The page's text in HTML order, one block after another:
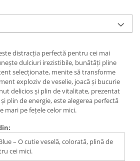
distracția perfectă pentru cei mai
dulciuri irezistibile, bunătăți pline
selecționate, menite să transforme
exploziv de veselie, joacă și bucurie
delicios și plin de vitalitate, prezentat
plin de energie, este alegerea perfectă
mari pe fețele celor mici.
– O cutie veselă, colorată, plină de
cei mici.